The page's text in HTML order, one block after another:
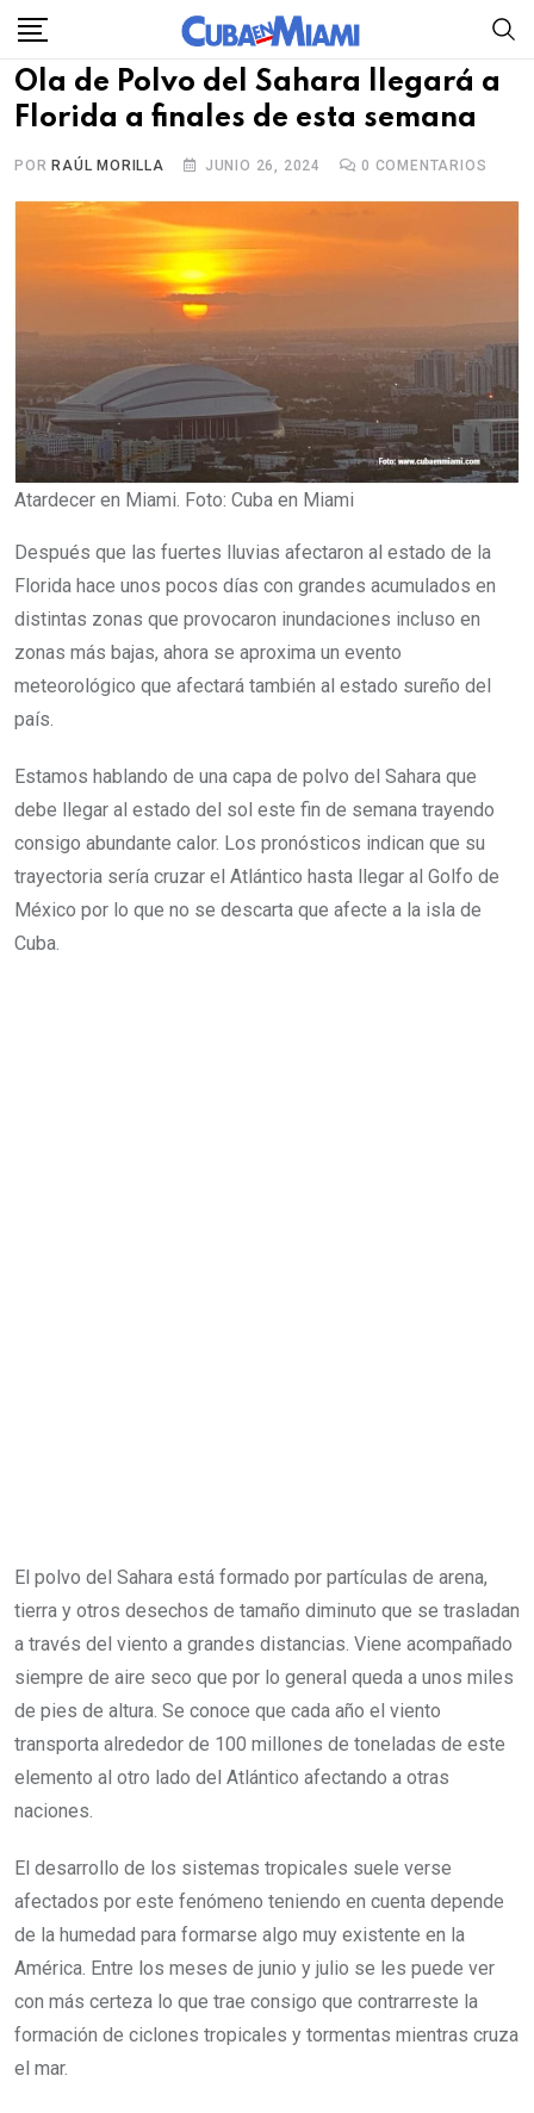
Skip
content
Ola de Polvo del Sahara llegará a
Florida a finales de esta semana
POR RAÚL MORILLA JUNIO 26, 2024 0 COMENTARIOS
Atardecer en Miami. Foto: Cuba en Miami
Después que las fuertes lluvias afectaron al estado de la
Florida hace unos pocos días con grandes acumulados en
distintas zonas que provocaron inundaciones incluso en
zonas más bajas, ahora se aproxima un evento
meteorológico que afectará también al estado sureño del
país.
Estamos hablando de una capa de polvo del Sahara que
debe llegar al estado del sol este fin de semana trayendo
consigo abundante calor. Los pronósticos indican que su
trayectoria sería cruzar el Atlántico hasta llegar al Golfo de
México por lo que no se descarta que afecte a la isla de
Cuba.
El polvo del Sahara está formado por partículas de arena,
tierra y otros desechos de tamaño diminuto que se trasladan
a través del viento a grandes distancias. Viene acompañado
siempre de aire seco que por lo general queda a unos miles
de pies de altura. Se conoce que cada año el viento
transporta alrededor de 100 millones de toneladas de este
elemento al otro lado del Atlántico afectando a otras
naciones.
El desarrollo de los sistemas tropicales suele verse
afectados por este fenómeno teniendo en cuenta depende
de la humedad para formarse algo muy existente en la
América. Entre los meses de junio y julio se les puede ver
con más certeza lo que trae consigo que contrarreste la
formación de ciclones tropicales y tormentas mientras cruza
el mar.